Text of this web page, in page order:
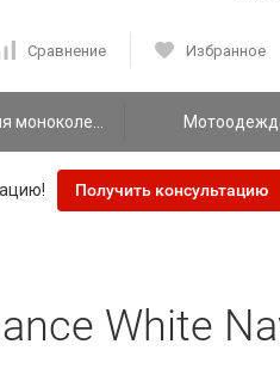
Сравнение Избранное
Получить консультацию
White